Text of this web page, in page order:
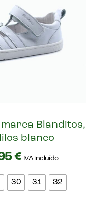
Blanditos,
blanco
€ IVA incluído
30 31 32